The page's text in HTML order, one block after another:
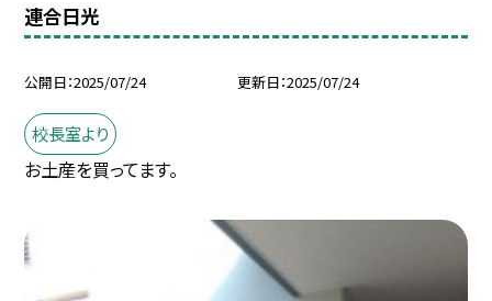
連合日光
公開日 2025/07/24 更新日 2025/07/24
校長室より
お土産を買ってます。